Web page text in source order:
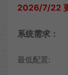
2026/7/22
系统需求：
最低配置: